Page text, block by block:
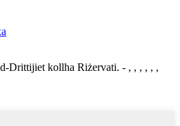
Drittijiet kollha Riżervati. - , , , , , ,